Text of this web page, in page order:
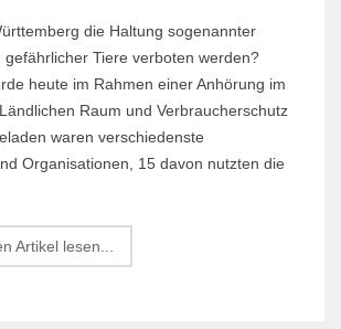
die Haltung sogenannter
gefährlicher Tiere verboten werden?
heute im Rahmen einer Anhörung im
Raum und Verbraucherschutz
waren verschiedenste
Organisationen, 15 davon nutzten die
Artikel lesen...